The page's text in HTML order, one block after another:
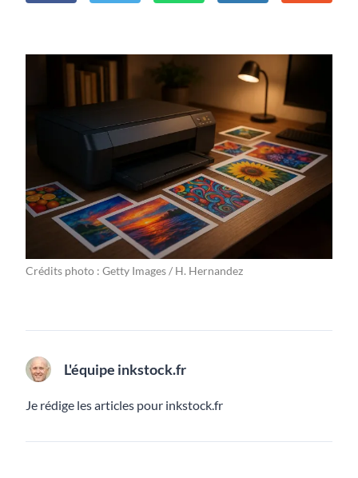
Crédits photo : Getty Images / H. Hernandez
L'équipe inkstock.fr
Je rédige les articles pour inkstock.fr